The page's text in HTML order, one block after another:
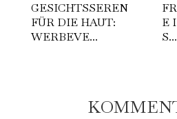
GESICHTSSEREN
FÜR DIE HAUT:
WERBEVE...
E
S...